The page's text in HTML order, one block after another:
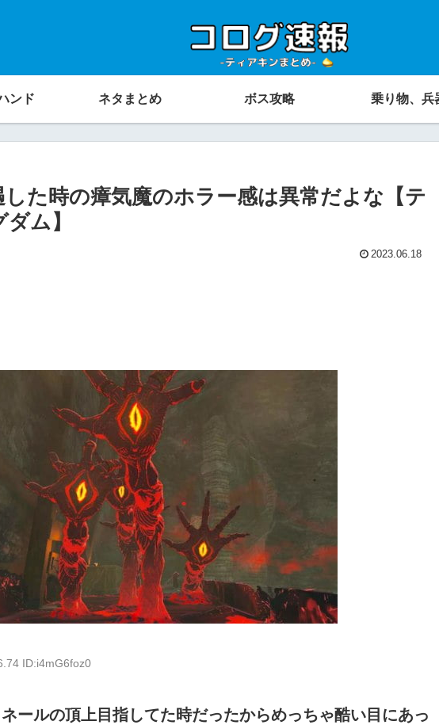
ンド ネタまとめ ボス攻略 乗り物、兵
した時の瘴気魔のホラー感は異常だよな【テ
ム】
2023.06.18
ID:i4mG6foz0
ールの頂上目指してた時だったからめっちゃ酷い目にあっ